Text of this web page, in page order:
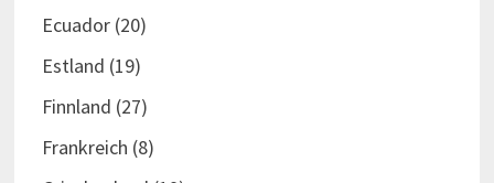
Ecuador(20)
Estland (19)
Finnland (27)
Frankreich (8)